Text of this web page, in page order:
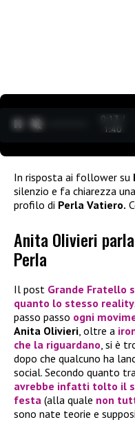
0:15 /
1:40
In risposta ai follower su
silenzio e fa chiarezza
profilo di Perla Vatiero.
Anita Olivieri
Perla
Il post Grande Fratello
quanto lo stesso reality
passo passo ogni
Anita Olivieri, oltre a
che la riguardano, si è
dopo che qualcuno ha
social. Secondo quanto
avrebbe infatti tolto il
festa (alla quale non
sono nate teorie e